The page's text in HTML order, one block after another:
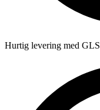
Hurtig levering med GLS